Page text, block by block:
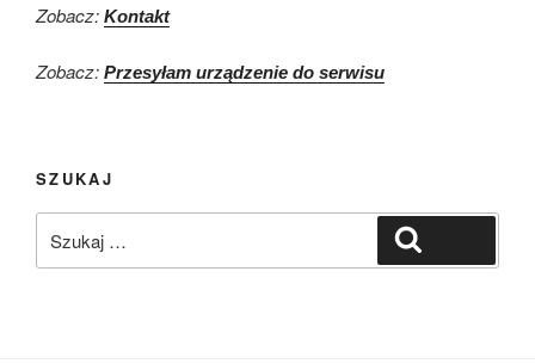
Zobacz: Kontakt
Zobacz: Przesyłam urządzenie do serwisu
SZUKAJ